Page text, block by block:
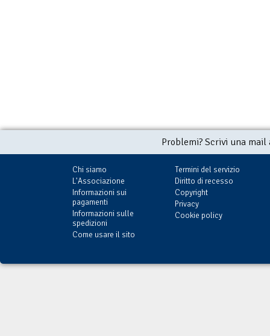
Problemi? Scrivi una
Chi siamo
L'Associazione
Informazioni sui
pagamenti
Informazioni sulle
spedizioni
Come usare il sito
Termini del servizio
Diritto di recesso
Copyright
Privacy
Cookie policy